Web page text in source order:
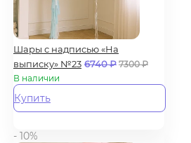
Шары с надписью «На
выписку» №23 6740₽ 7300₽
В наличии
Купить
- 10%